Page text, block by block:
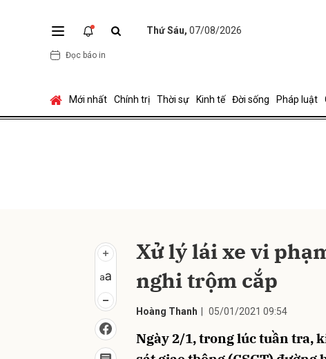
Thứ Sáu, 07/08/2026
Đọc báo in
Mới nhất Chính trị Thời sự Kinh tế Đời sống Pháp luật
Xử lý lái xe vi
nghi trộm cắp
Hoàng Thanh 05/01/2021 09:54
Ngày 2/1, trong lúc tuần tra,
Gửi